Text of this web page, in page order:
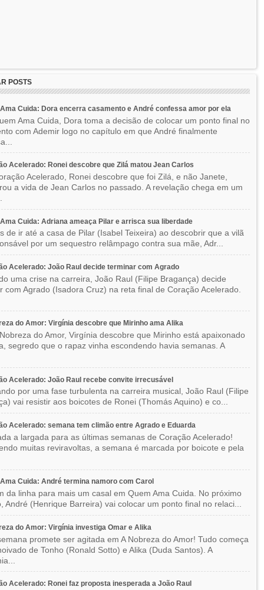
POSTS
Cuida: Dora encerra casamento e André confessa amor por ela
Ama Cuida, Dora toma a decisão de colocar um ponto final no
com Ademir logo no capítulo em que André finalmente
Acelerado: Ronei descobre que Zilá matou Jean Carlos
Acelerado, Ronei descobre que foi Zilá, e não Janete,
a vida de Jean Carlos no passado. A revelação chega em um
Cuida: Adriana ameaça Pilar e arrisca sua liberdade
de ir até a casa de Pilar (Isabel Teixeira) ao descobrir que a vilã
por um sequestro relâmpago contra sua mãe, Adr...
Acelerado: João Raul decide terminar com Agrado
uma crise na carreira, João Raul (Filipe Bragança) decide
com Agrado (Isadora Cruz) na reta final de Coração Acelerado.
do Amor: Virgínia descobre que Mirinho ama Alika
do Amor, Virgínia descobre que Mirinho está apaixonado
segredo que o rapaz vinha escondendo havia semanas. A
Acelerado: João Raul recebe convite irrecusável
por uma fase turbulenta na carreira musical, João Raul (Filipe
vai resistir aos boicotes de Ronei (Thomás Aquino) e co...
Acelerado: semana tem climão entre Agrado e Eduarda
a largada para as últimas semanas de Coração Acelerado!
muitas reviravoltas, a semana é marcada por boicote e pela
Cuida: André termina namoro com Carol
da linha para mais um casal em Quem Ama Cuida. No próximo
André (Henrique Barreira) vai colocar um ponto final no relaci...
do Amor: Virgínia investiga Omar e Alika
promete ser agitada em A Nobreza do Amor! Tudo começa
de Tonho (Ronald Sotto) e Alika (Duda Santos). A
Acelerado: Ronei faz proposta inesperada a João Raul